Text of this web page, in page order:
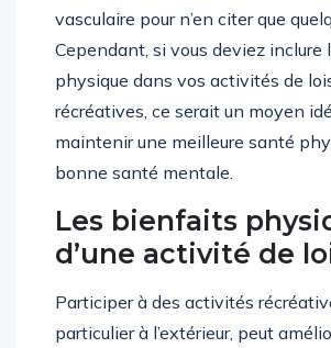
vasculaire pour n’en citer que
Cependant, si vous deviez inclure
physique dans vos activités de
récréatives, ce serait un moyen
maintenir une meilleure santé
bonne santé mentale.
Les bienfaits
d’une activité de
Participer à des activités
particulier à l’extérieur, peut